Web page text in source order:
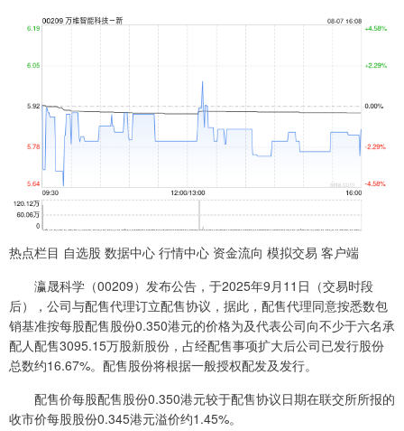
热点栏目 自选股 数据中心 行情中心 资金流向 模拟交易 客户端
瀛晟科学（00209）发布公告，于2025年9月11日（交易时段
后），公司与配售代理订立配售协议，据此，配售代理同意按悉数包
销基准按每股配售股份0.350港元的价格为及代表公司向不少于六名承
配人配售3095.15万股新股份，占经配售事项扩大后公司已发行股份
总数约16.67%。配售股份将根据一般授权配发及发行。
配售价每股配售股份0.350港元较于配售协议日期在联交所所报的
收市价每股股份0.345港元溢价约1.45%。